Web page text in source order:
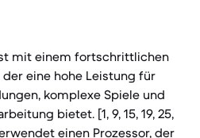
mit einem fortschrittlichen
eine hohe Leistung für
komplexe Spiele und
bietet. [1, 9, 15, 19, 25,
einen Prozessor, der